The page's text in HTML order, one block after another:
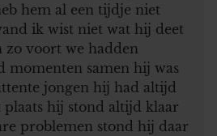
hem al een tijdje niet
ik wist niet wat hij deet
zo voort we hadden
momenten samen hij was
jongen hij had altijd
hij stond altijd klaar
problemen stond hij daar